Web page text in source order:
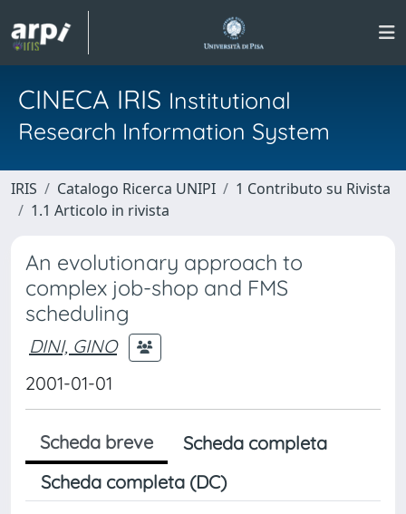
CINECA IRIS Institutional
Research Information System
IRIS Catalogo Ricerca UNIPI
1 Contributo su Rivista
1.1 Articolo in rivista
An evolutionary approach to
complex job-shop and FMS
scheduling
DINI, GINO
2001-01-01
Scheda breve
Scheda completa
Scheda completa (DC)